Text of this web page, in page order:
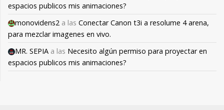
espacios publicos mis animaciones?
monovidens2 a las Conectar Canon t3i a resolume 4 arena,
para mezclar imagenes en vivo.
MR. SEPIA a las Necesito algún permiso para proyectar en
espacios publicos mis animaciones?